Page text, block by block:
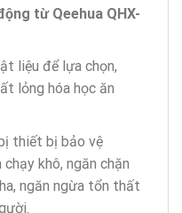
từ Qeehua QHX-
liệu để lựa chọn,
lỏng hóa học ăn
thiết bị bảo vệ
khô, ngăn chặn
ngăn ngừa tổn thất